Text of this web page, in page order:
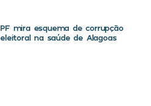
PF mira esquema de corrupção
eleitoral na saúde de Alagoas